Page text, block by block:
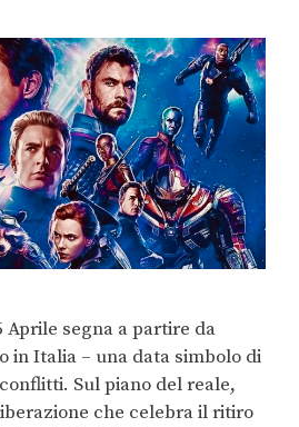
Aprile segna a partire da
in Italia – una data simbolo di
Sul piano del reale,
che celebra il ritiro